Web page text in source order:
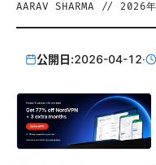
AARAV SHARMA // 2026
公開日:2026-04-12·